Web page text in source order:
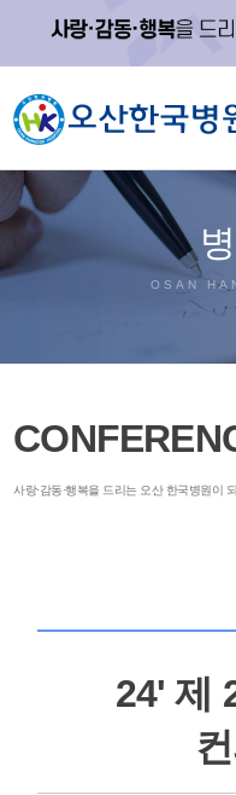
OSAN
사랑·감동·행복을 드리는 오산 한국병원이
24' 제